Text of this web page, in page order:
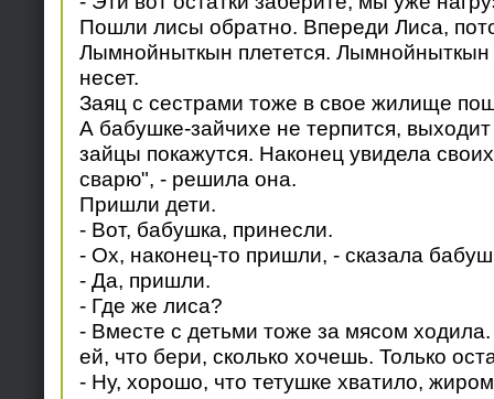
Пошли лисы обратно. Впереди Лиса,
Лымнойныткын плетется. Лымнойныткын
несет.
Заяц с сестрами тоже в свое жилище
А бабушке-зайчихе не терпится, выходит
зайцы покажутся. Наконец увидела
сварю", - решила она.
Пришли дети.
- Вот, бабушка, принесли.
- Ох, наконец-то пришли, - сказала
- Да, пришли.
- Где же лиса?
- Вместе с детьми тоже за мясом ходила.
ей, что бери, сколько хочешь. Только
- Ну, хорошо, что тетушке хватило, жиром